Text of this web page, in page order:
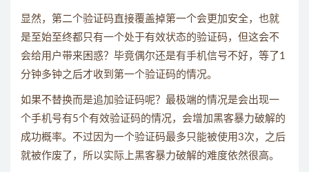
显然，第二个验证码直接覆盖掉第一个会更加安全，也就
是至始至终都只有一个处于有效状态的验证码，但这会不
会给用户带来困惑？毕竟偶尔还是有手机信号不好，等了1
分钟多钟之后才收到第一个验证码的情况。
如果不替换而是追加验证码呢？最极端的情况是会出现一
个手机号有5个有效验证码的情况，会增加黑客暴力破解的
成功概率。不过因为一个验证码最多只能被使用3次，之后
就被作废了，所以实际上黑客暴力破解的难度依然很高。